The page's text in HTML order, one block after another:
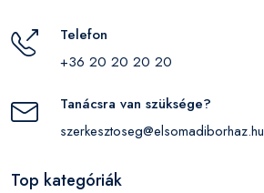
Telefon
+36 20 20 20 20
Tanácsra van szüksége?
szerkesztoseg@elsomadiborhaz.hu
Top kategóriák